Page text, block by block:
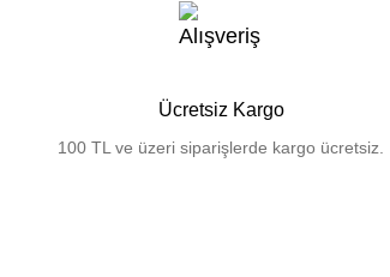
Ücretsiz Kargo
100 TL ve üzeri siparişlerde kargo ücretsiz.